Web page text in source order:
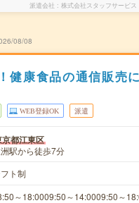
派遣会社 株式会社スタッフサービス
08/08
健康食品の通信販売
WEB登録OK 派遣
京都江東区
駅から徒歩7分
ト制
～18:0009:50～14:0009:50～